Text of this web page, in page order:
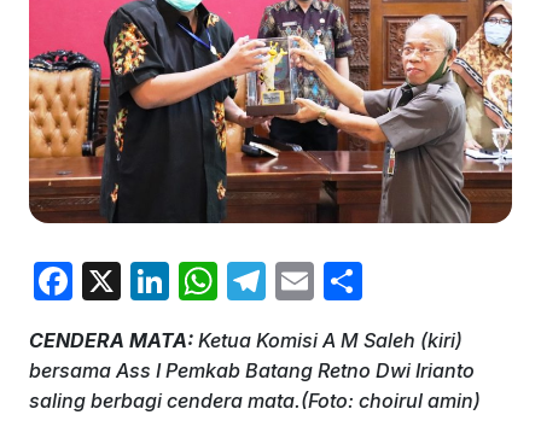
F
c
e
X
Li
k
e
W
at
s
T
e
gr
E
ai
l
ar
e
CENDERA MATA: Ketua Komisi A M Saleh (kiri)
bersama Ass I Pemkab Batang Retno Dwi Irianto
saling berbagi cendera mata.(Foto: choirul amin)